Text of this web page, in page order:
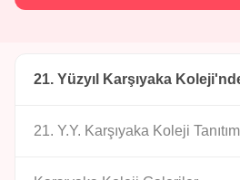
21. Yüzyıl Karşıyaka
21. Y.Y. Karşıyaka Koleji